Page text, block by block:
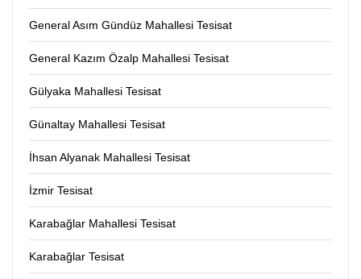
General Asım Gündüz Mahallesi Tesisat
General Kazım Özalp Mahallesi Tesisat
Gülyaka Mahallesi Tesisat
Günaltay Mahallesi Tesisat
İhsan Alyanak Mahallesi Tesisat
İzmir Tesisat
Karabağlar Mahallesi Tesisat
Karabağlar Tesisat